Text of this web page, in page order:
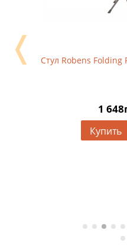
Стул Robens
1
Купить
❬